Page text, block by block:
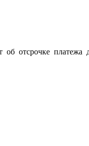
отсрочке платежа